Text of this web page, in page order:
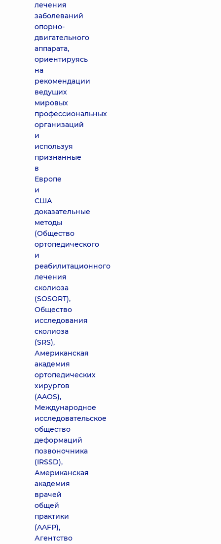
лечения
заболеваний
опорно-
двигательного
аппарата,
ориентируясь
на
рекомендации
ведущих
мировых
профессиональных
организаций
и
используя
признанные
в
Европе
и
США
доказательные
методы
(Общество
ортопедического
и
реабилитационного
лечения
сколиоза
(SOSORT),
Общество
исследования
сколиоза
(SRS),
Американская
академия
ортопедических
хирургов
(AAOS),
Международное
исследовательское
общество
деформаций
позвоночника
(IRSSD),
Американская
академия
врачей
общей
практики
(AAFP),
Агентство